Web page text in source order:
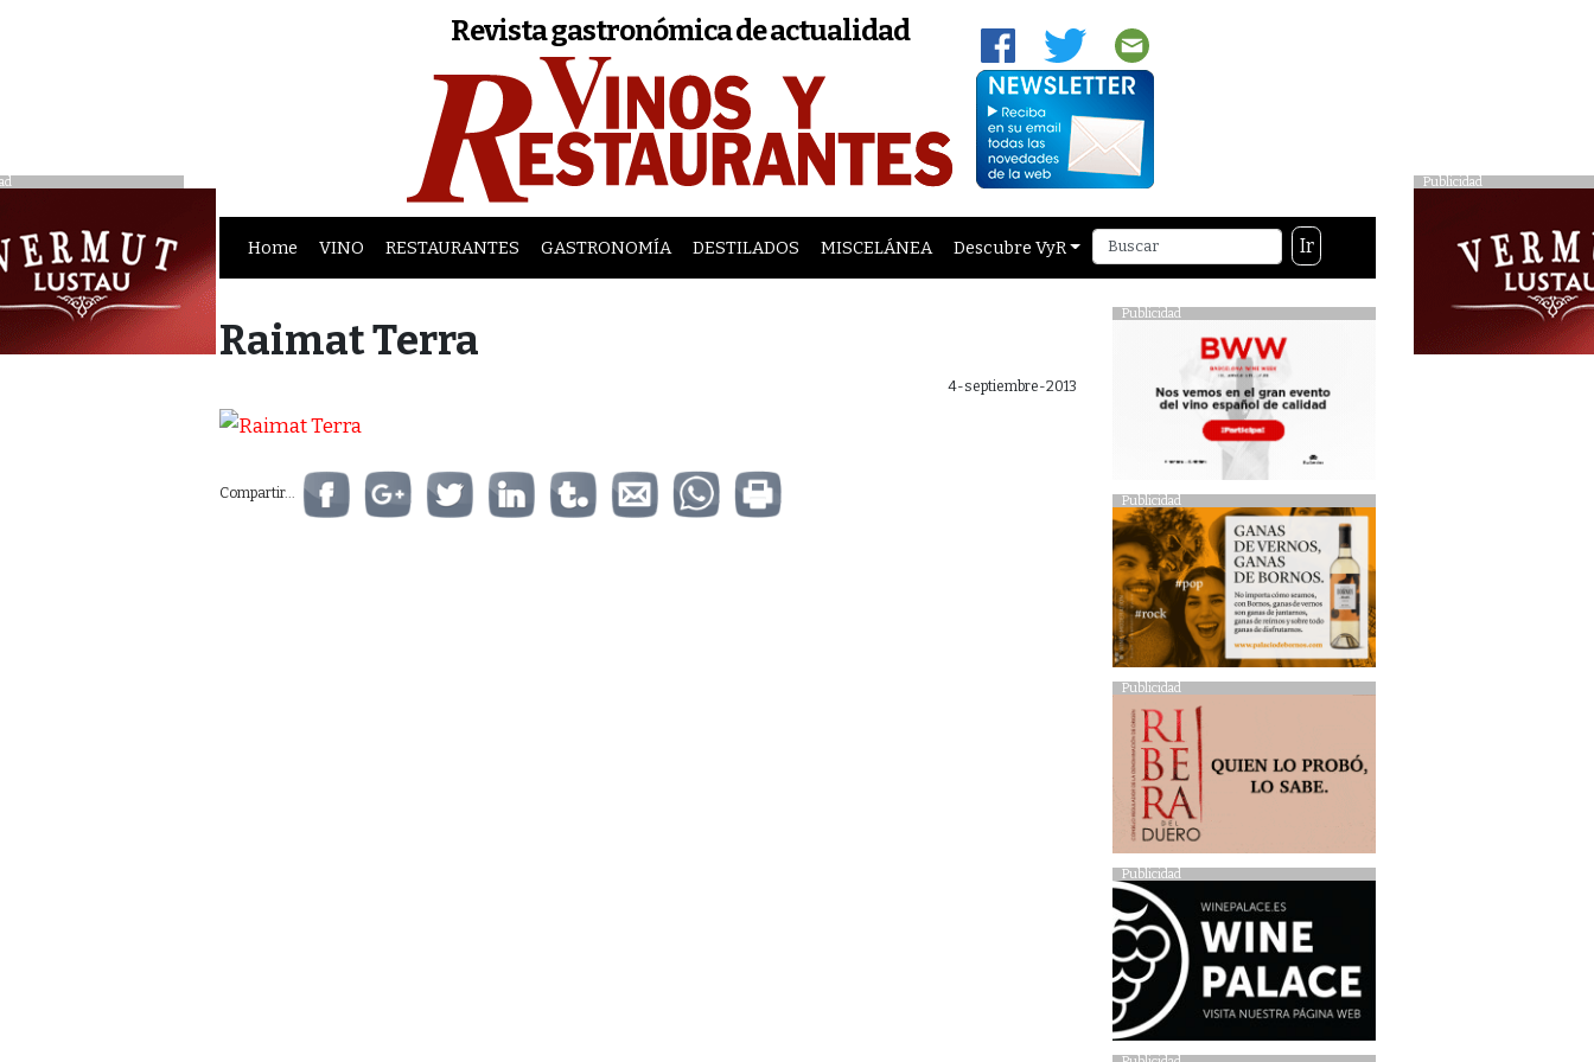
Publicidad
Revista gastronómica de actualidad
Home VINO RESTAURANTES GASTRONOMÍA DESTILADOS MISCELÁNEA Descubre VyR Ir
Raimat Terra
4-septiembre-2013
Compartir...
Publicidad
Publicidad
Publicidad
Publicidad